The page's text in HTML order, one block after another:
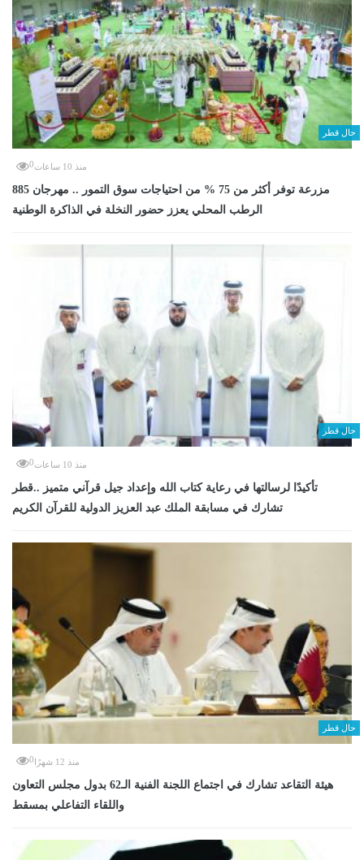
حال قطر
منذ 10 ساعات 0
885 مزرعة توفر أكثر من 75 % من احتياجات سوق التمور .. مهرجان
الرطب المحلي يعزز حضور النخلة في الذاكرة الوطنية
حال قطر
منذ 10 ساعات 0
تأكيدًا لرسالتها في رعاية كتاب الله وإعداد جيل قرآني متميز ..قطر
تشارك في مسابقة الملك عبد العزيز الدولية للقرآن الكريم
حال قطر
منذ 12 شهرًا 0
هيئة التقاعد تشارك في اجتماع اللجنة الفنية الـ62 بدول مجلس التعاون
واللقاء التفاعلي بمسقط